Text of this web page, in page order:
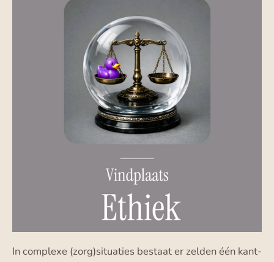
In complexe (zorg)situaties bestaat er zelden één kant-